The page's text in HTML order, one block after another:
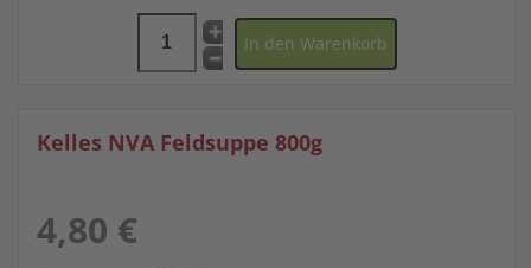
Kelles NVA Feldsuppe 800g
4,80 €